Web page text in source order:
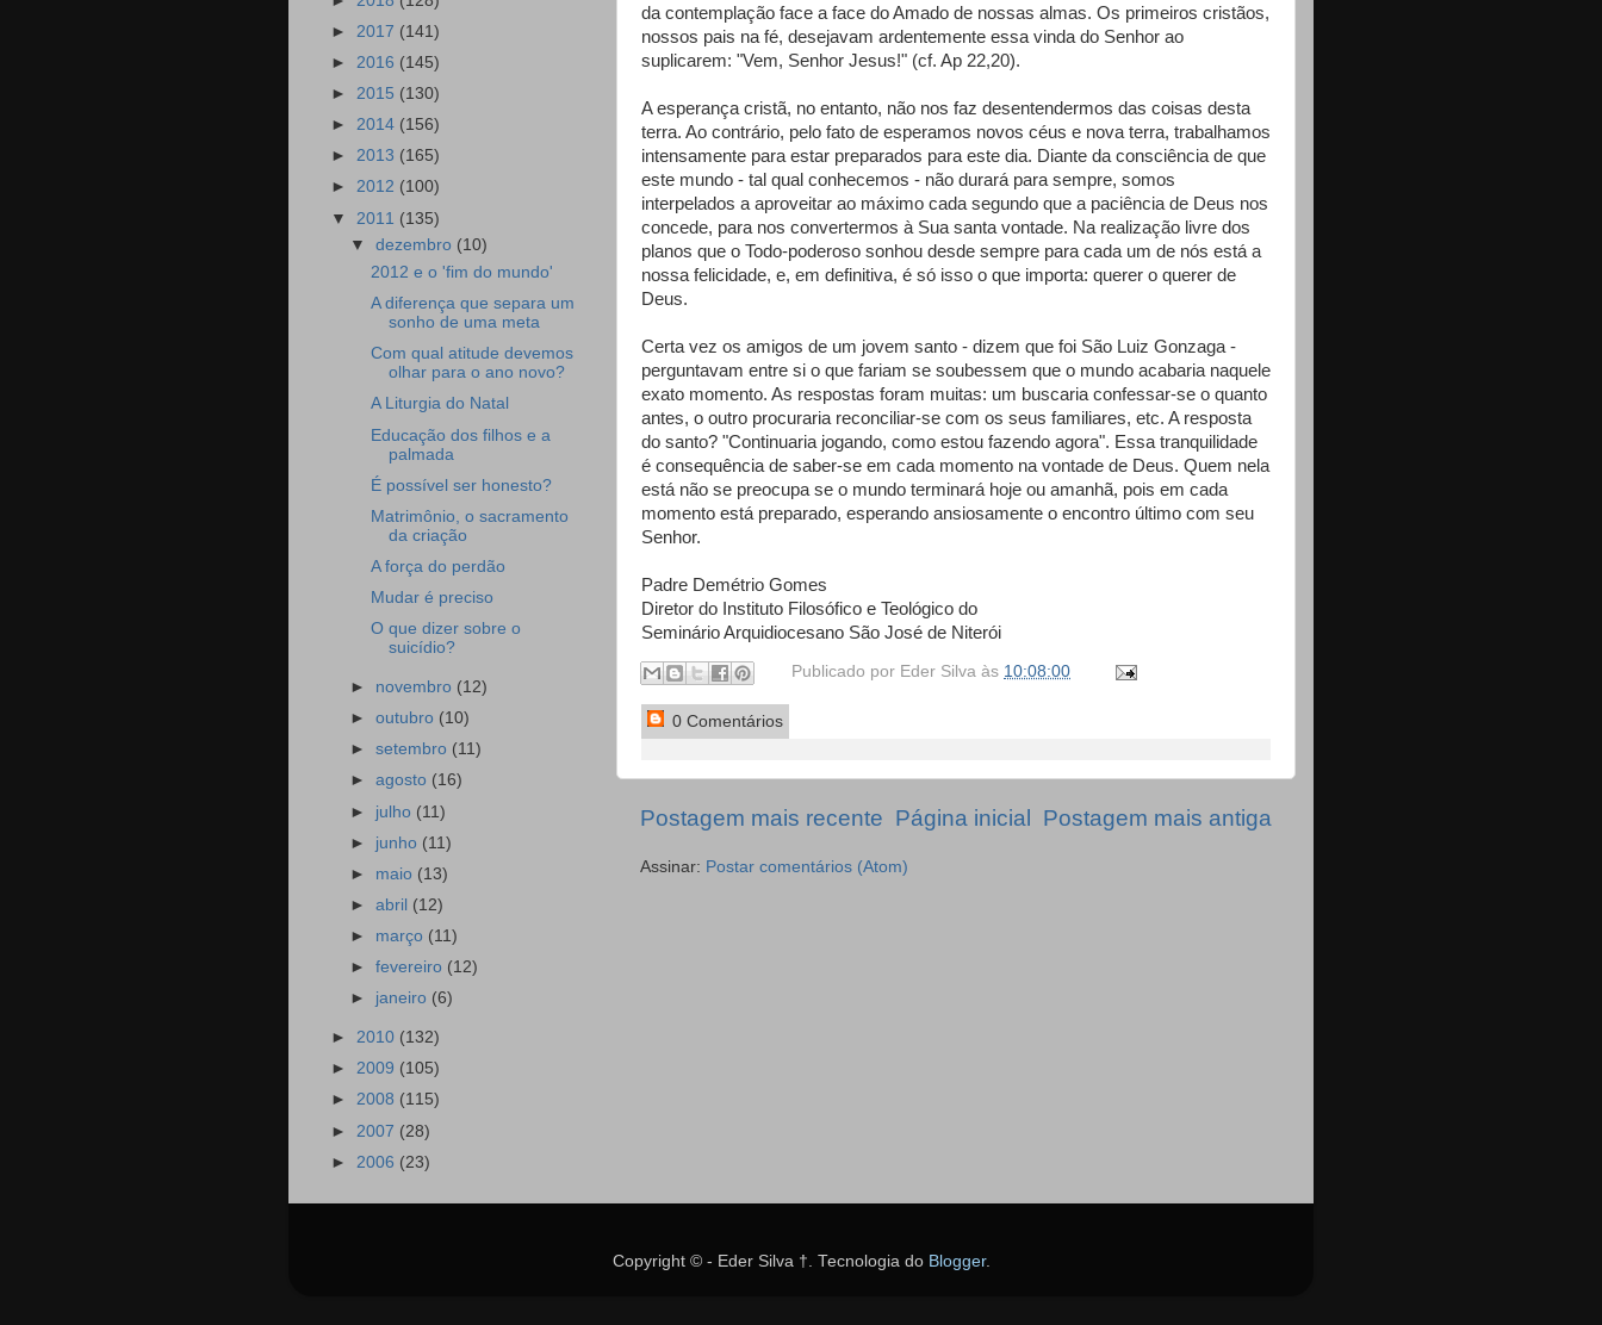
da contemplação face a face do Amado de nossas almas. Os primeiros cristãos,
nossos pais na fé, desejavam ardentemente essa vinda do Senhor ao
suplicarem: "Vem, Senhor Jesus!" (cf. Ap 22,20).
A esperança cristã, no entanto, não nos faz desentendermos das coisas desta
terra. Ao contrário, pelo fato de esperamos novos céus e nova terra, trabalhamos
intensamente para estar preparados para este dia. Diante da consciência de que
este mundo - tal qual conhecemos - não durará para sempre, somos
interpelados a aproveitar ao máximo cada segundo que a paciência de Deus nos
concede, para nos convertermos à Sua santa vontade. Na realização livre dos
planos que o Todo-poderoso sonhou desde sempre para cada um de nós está a
nossa felicidade, e, em definitiva, é só isso o que importa: querer o querer de
Deus.
Certa vez os amigos de um jovem santo - dizem que foi São Luiz Gonzaga -
perguntavam entre si o que fariam se soubessem que o mundo acabaria naquele
exato momento. As respostas foram muitas: um buscaria confessar-se o quanto
antes, o outro procuraria reconciliar-se com os seus familiares, etc. A resposta
do santo? "Continuaria jogando, como estou fazendo agora". Essa tranquilidade
é consequência de saber-se em cada momento na vontade de Deus. Quem nela
está não se preocupa se o mundo terminará hoje ou amanhã, pois em cada
momento está preparado, esperando ansiosamente o encontro último com seu
Senhor.
Padre Demétrio Gomes
Diretor do Instituto Filosófico e Teológico do
Seminário Arquidiocesano São José de Niterói
Publicado por Eder Silva às 10:08:00
0 Comentários
Postagem mais recente Postagem mais antiga
Página inicial
Assinar: Postar comentários (Atom)
► 2017 (141)
► 2016 (145)
► 2015 (130)
► 2014 (156)
► 2013 (165)
► 2012 (100)
▼ 2011 (135)
▼dezembro (10)
2012 e o 'fim do mundo'
A diferença que separa um
sonho de uma meta
Com qual atitude devemos
olhar para o ano novo?
A Liturgia do Natal
Educação dos filhos e a
palmada
É possível ser honesto?
Matrimônio, o sacramento
da criação
A força do perdão
Mudar é preciso
O que dizer sobre o
suicídio?
► novembro (12)
►outubro (10)
►setembro (11)
►agosto (16)
► julho (11)
► junho (11)
► maio (13)
►abril (12)
► março (11)
►fevereiro (12)
► janeiro (6)
► 2010 (132)
► 2009 (105)
► 2008 (115)
► 2007 (28)
► 2006 (23)
Copyright © - Eder Silva †. Tecnologia do Blogger.